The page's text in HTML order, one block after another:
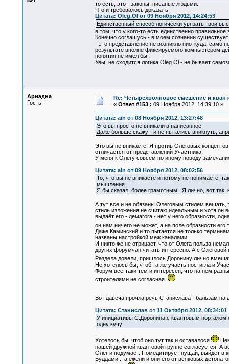
то есть, это - законы, писаные людьми.
Что и требовалось доказать
Цитата: Oleg.Ol от 09 Ноября 2012, 14:24:53
Единственный способ логически увязать твои
в том, что у кого-то есть единственно
Конечно соглашусь - в моем сознании
- это представление не возникло ниоткуда, само
результате вполне фиксируемого компьютером
понятия не имел бы.
Увы, не сходится логика Oleg.Ol - не бывает
Ариадна
Гость
Re: Четырёхволновое смешение и
« Ответ #153 : 09 Ноября 2012, 14:39:10 »
Цитата: ain от 08 Ноября 2012, 13:27:48
Это вы просто не вникали в написанное.
Даже больше скажу - и не пытались вникнуть,
Это вы не вникаете. Я против Олеговых
отличается от представлений Участника.
У меня к Олегу совсем по иному поводу
Цитата: ain от 09 Ноября 2012, 08:02:56
То, что вы не вникаете и потому не понимаете,
мышления.
Я бы сказал, более грамотным. Я лично, вот так,
А тут все и не обязаны Олеговым стилем вещать,
стиль изложения не считаю идеальным и хотя он
выдаёт его - демагога - нет у него образности,
он нам ничего не может, а на поле образности
Даже Каминский и то пытается не только
названы настройкой меж каналами.
И никто же не отрицает, что от Олега польза
других форумчан читать интересно. А с
Раздела довели, пришлось Доронину лично
Не хотелось бы, чтоб та же участь постигла и
Форум всё-таки тем и интересен, что на нём
строителями не согласная
Вот давеча прочла речь Станислава - бальзам на
Цитата: Станислав от 11 Октября 2012, 08:34:01
У инициативы С.Доронина с квантовым порталом
одну кучу.
Хотелось бы, чтоб оно тут так и оставалося
нашей дружной квантовой группе согласуется. А
Олег и подумает. Помедитирует пущай, выйдёт
Буддами... а ежели и они его от всяковых